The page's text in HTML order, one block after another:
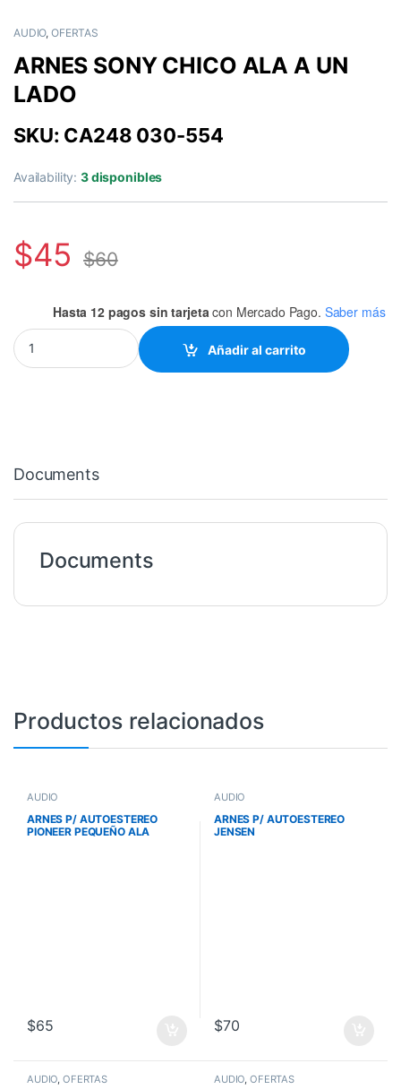
AUDIO,OFERTAS
ARNES SONY CHICO ALA A UN
LADO
SKU: CA248 030-554
Availability:3 disponibles
$45 $60
Hasta 12 pagos sin tarjeta con Mercado Pago. Saber más
ARNES SONY CHICO ALA A UN LADO quantity
Añadir al carrito
Documents
Documents
Productos relacionados
AUDIO
ARNES P/ AUTOESTEREO
PIONEER PEQUEÑO ALA
$65
AUDIO
ARNES P/ AUTOESTEREO
JENSEN
$70
AUDIO,OFERTAS AUDIO,OFERTAS